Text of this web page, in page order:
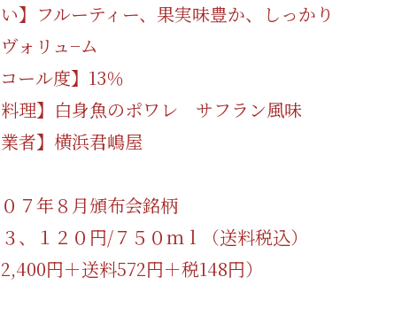
い】フルーティー、果実味豊か、しっかり
ォリュ−ム
コール度】13％
料理】白身魚のポワレ サフラン風味
業者】横浜君嶋屋
７年８月頒布会銘柄
、１２０円/７５０ｍｌ（送料税込）
2,400円＋送料572円＋税148円）